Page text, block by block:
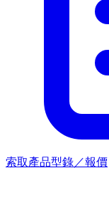
索取產品型錄／報價